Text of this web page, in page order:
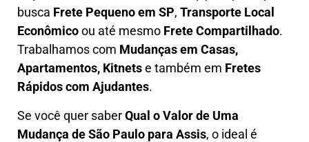
busca Frete Pequeno em SP, Transporte Local
Econômicoou até mesmo Frete Compartilhado.
Trabalhamos com Mudanças em Casas,
Apartamentos, Kitnetse também em Fretes
Rápidos com Ajudantes.
Se você quer saberQual o Valor de Uma
Mudança de São Paulo para Assis, o ideal é